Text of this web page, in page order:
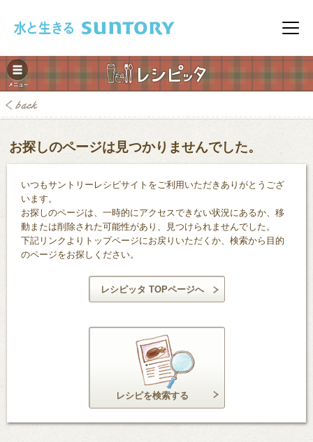
メニ
レシピ
お探しのページは見つかりませんでした。
いつもサントリーレシピサイトをご利用いただきありがとうござ
います。
お探しのページは、一時的にアクセスできない状況にあるか、移
動または削除された可能性があり、見つけられませんでした。
下記リンクよりトップページにお戻りいただくか、検索から目的
のページをお探しください。
レシピッタ TOPページへ
レシピを検索する